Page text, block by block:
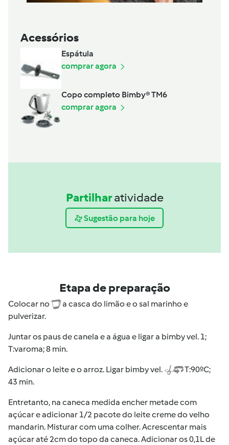
Acessórios
Espátula
comprar agora
Copo completo Bimby® TM6
comprar agora
Partilharatividade
Sugestão para hoje
Etapa de preparação
Colocar no
a casca do limão e o sal marinho e
pulverizar.
Juntar os paus de canela e a água e ligar a bimby vel. 1;
T:varoma; 8 min.
Adicionar o leite e o arroz. Ligar bimby vel.
T:90ºC;
43 min.
Entretanto, na caneca medida encher metade com
açúcar e adicionar 1/2 pacote do leite creme do velho
mandarin. Misturar com uma colher. Acrescentar mais
açúcar até 2cm do topo da caneca. Adicionar os 0,1L de